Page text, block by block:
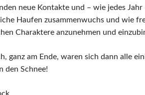
neue Kontakte und – wie jedes
Haufen zusammenwuchs und wie
Charaktere anzunehmen und
ganz am Ende, waren sich dann alle
den Schnee!